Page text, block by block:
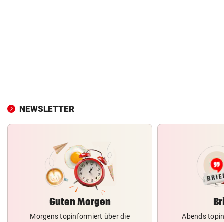
NEWSLETTER
Guten Morgen
Morgens topinformiert über die
Abends